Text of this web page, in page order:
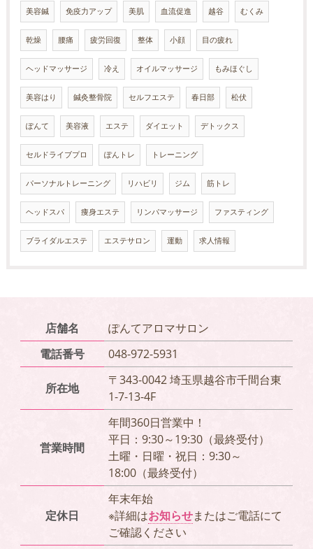
美容鍼 免疫力アップ 美肌 血流促進 越谷 むくみ
乾燥 腰痛 疲労回復 整体 小顔 目の疲れ
ヘッドマッサージ 冷え オイルマッサージ もみほぐし
美容はり 鍼灸整骨院 セルフエステ 春日部 松伏
ぽんて 美容液 エステ ダイエット デトックス
セルドライブプロ ぽんトレ トレーニング
パーソナルトレーニング リハビリ ジム 筋トレ
ヘッドスパ 痩身エステ リンパマッサージ ファスティング
ブライダルエステ エステサロン 運動 求人情報
店舗名
ぽんてアロマサロン
電話番号
048-972-5931
所在地
〒343-0042 埼玉県越谷市千間台東
1-7-13-4F
営業時間
年間360日営業中！
平日：9:30～19:30（最終受付）
土曜・日曜・祝日：9:30～
18:00（最終受付）
定休日
年末年始
※詳細はお知らせまたはご電話にて
ご確認ください